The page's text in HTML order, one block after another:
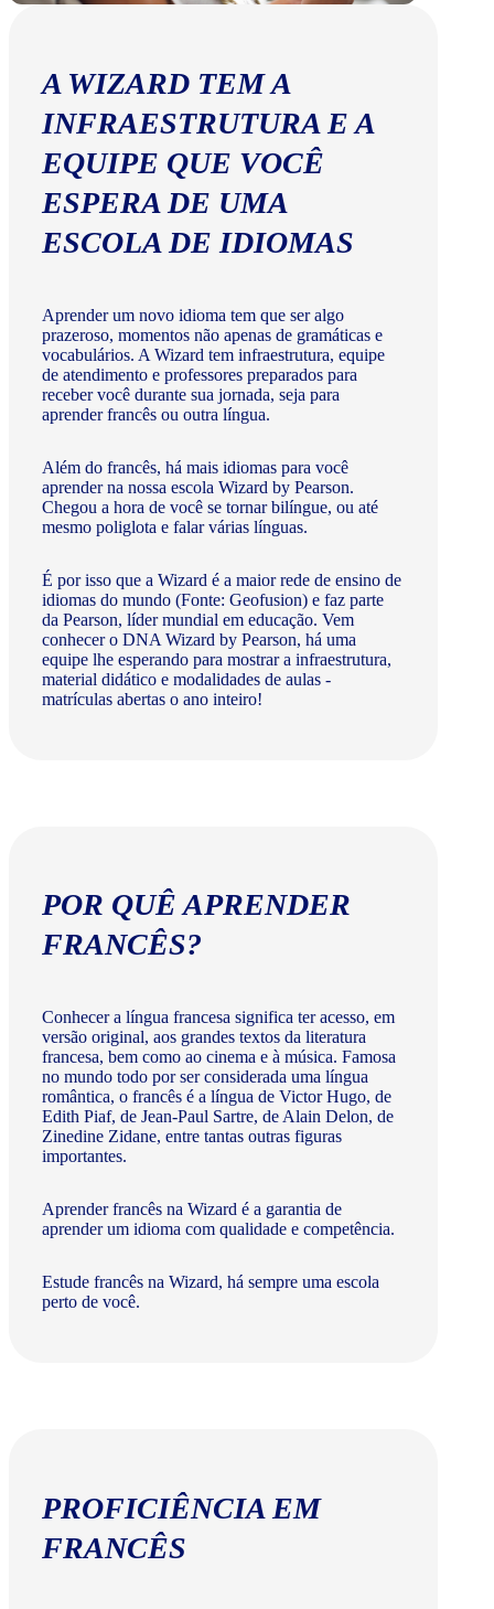
A WIZARD TEM A
INFRAESTRUTURA E A
EQUIPE QUE VOCÊ
ESPERA DE UMA
ESCOLA DE IDIOMAS
Aprender um novo idioma tem que ser algo
prazeroso, momentos não apenas de gramáticas e
vocabulários. A Wizard tem infraestrutura, equipe
de atendimento e professores preparados para
receber você durante sua jornada, seja para
aprender francês ou outra língua.
Além do francês, há mais idiomas para você
aprender na nossa escola Wizard by Pearson.
Chegou a hora de você se tornar bilíngue, ou até
mesmo poliglota e falar várias línguas.
É por isso que a Wizard é a maior rede de ensino de
idiomas do mundo (Fonte: Geofusion) e faz parte
da Pearson, líder mundial em educação. Vem
conhecer o DNA Wizard by Pearson, há uma
equipe lhe esperando para mostrar a infraestrutura,
material didático e modalidades de aulas -
matrículas abertas o ano inteiro!
POR QUÊ APRENDER
FRANCÊS?
Conhecer a língua francesa significa ter acesso, em
versão original, aos grandes textos da literatura
francesa, bem como ao cinema e à música. Famosa
no mundo todo por ser considerada uma língua
romântica, o francês é a língua de Victor Hugo, de
Edith Piaf, de Jean-Paul Sartre, de Alain Delon, de
Zinedine Zidane, entre tantas outras figuras
importantes.
Aprender francês na Wizard é a garantia de
aprender um idioma com qualidade e competência.
Estude francês na Wizard, há sempre uma escola
perto de você.
PROFICIÊNCIA EM
FRANCÊS